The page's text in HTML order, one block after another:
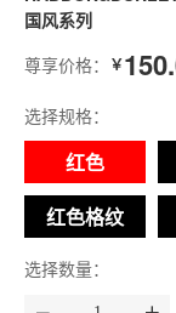
国风系列
尊享价格：
￥
选择规格：
红色
红色格纹
选择数量：